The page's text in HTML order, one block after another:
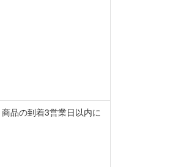
品の到着3営業日以内に